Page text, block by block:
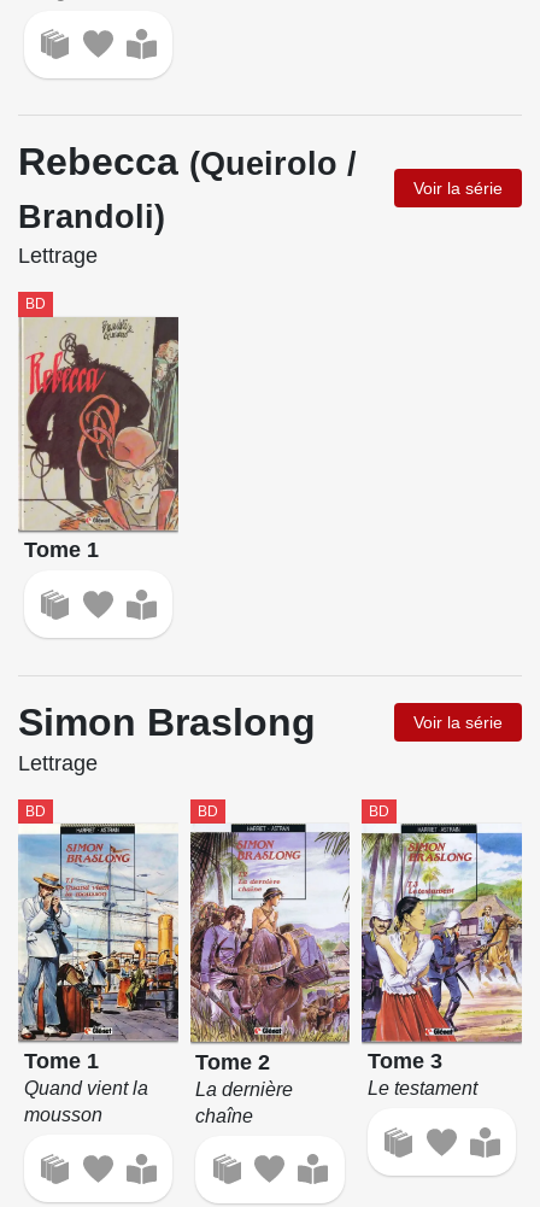
Rebecca (Queirolo /
Brandoli)
Voir la série
Lettrage
BD
Tome 1
Simon Braslong Voir la série
Lettrage
BD
Tome 1
Quand vient la
mousson
BD
Tome 2
La dernière
chaîne
BD
Tome 3
Le testament